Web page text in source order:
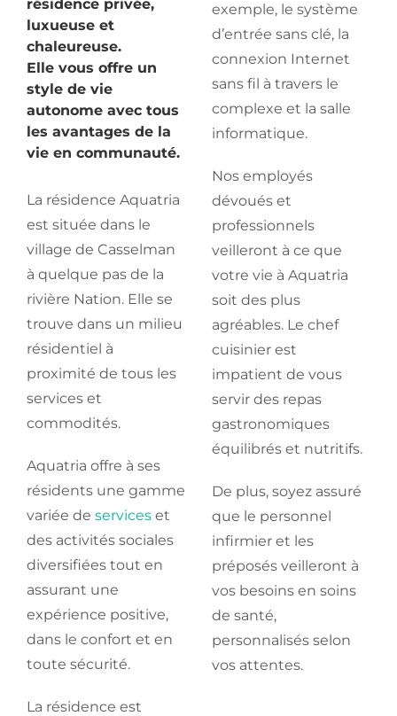
résidence privée,
luxueuse et
chaleureuse.
Elle vous offre un
style de vie
autonome avec tous
les avantages de la
vie en communauté.
La résidence Aquatria
est située dans le
village de Casselman
à quelque pas de la
rivière Nation. Elle se
trouve dans un milieu
résidentiel à
proximité de tous les
services et
commodités.
Aquatria offre à ses
résidents une gamme
variée de services et
des activités sociales
diversifiées tout en
assurant une
expérience positive,
dans le confort et en
toute sécurité.
La résidence est
exemple, le système
d’entrée sans clé, la
connexion Internet
sans fil à travers le
complexe et la salle
informatique.
Nos employés
dévoués et
professionnels
veilleront à ce que
votre vie à Aquatria
soit des plus
agréables. Le chef
cuisinier est
impatient de vous
servir des repas
gastronomiques
équilibrés et nutritifs.
De plus, soyez assuré
que le personnel
infirmier et les
préposés veilleront à
vos besoins en soins
de santé,
personnalisés selon
vos attentes.